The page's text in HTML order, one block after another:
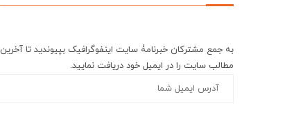
به جمع مشترکان خبرنامۀ سایت اینفوگرافیک بپیوندید تا آخرین
مطالب سایت را در ایمیل خود دریافت نمایید.